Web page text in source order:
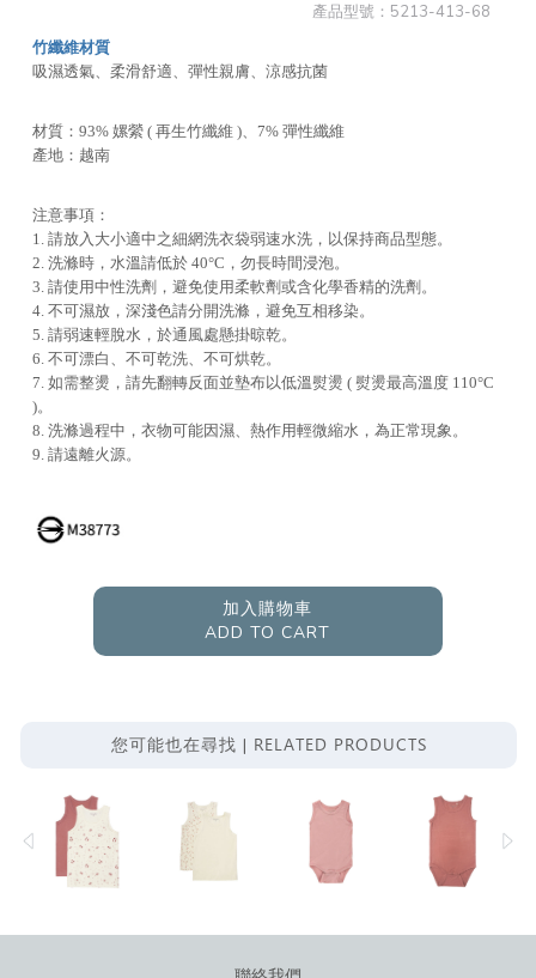
產品型號： 5213-413-68
竹纖維材質
吸濕透氣、柔滑舒適、彈性親膚、涼感抗菌
材質：93% 嫘縈 ( 再生竹纖維 )、7% 彈性纖維
產地：越南
注意事項：
1. 請放入大小適中之細網洗衣袋弱速水洗，以保持商品型態。
2. 洗滌時，水溫請低於 40°C，勿長時間浸泡。
3. 請使用中性洗劑，避免使用柔軟劑或含化學香精的洗劑。
4. 不可濕放，深淺色請分開洗滌，避免互相移染。
5. 請弱速輕脫水，於通風處懸掛晾乾。
6. 不可漂白、不可乾洗、不可烘乾。
7. 如需整燙，請先翻轉反面並墊布以低溫熨燙 ( 熨燙最高溫度 110°C
)。
8. 洗滌過程中，衣物可能因濕、熱作用輕微縮水，為正常現象。
9. 請遠離火源。
加入購物車
ADD TO CART
您可能也在尋找 | RELATED PRODUCTS